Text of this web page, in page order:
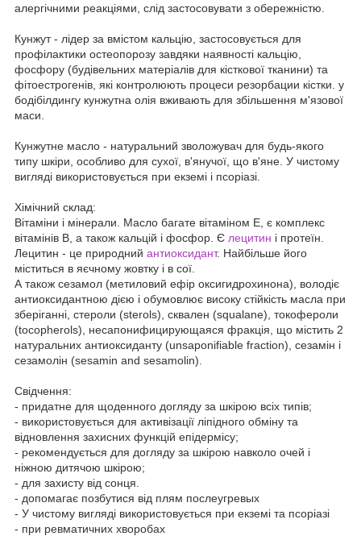
алергічними реакціями, слід застосовувати з обережністю.
Кунжут - лідер за вмістом кальцію, застосовується для
профілактики остеопорозу завдяки наявності кальцію,
фосфору (будівельних матеріалів для кісткової тканини) та
фітоестрогенів, які контролюють процеси резорбации кістки. у
бодібілдингу кунжутна олія вживають для збільшення м'язової
маси.
Кунжутне масло - натуральний зволожувач для будь-якого
типу шкіри, особливо для сухої, в'янучої, що в'яне. У чистому
вигляді використовується при екземі і псоріазі.
Хімічний склад:
Вітаміни і мінерали. Масло багате вітаміном Е, є комплекс
вітамінів В, а також кальцій і фосфор. Є лецитин і протеїн.
Лецитин - це природний антиоксидант. Найбільше його
міститься в яєчному жовтку і в сої.
А також сезамол (метиловий ефір оксигидрохинона), володіє
антиоксидантною дією і обумовлює високу стійкість масла при
зберіганні, стероли (sterols), сквален (squalane), токофероли
(tocopherols), несапонифицирующаяся фракція, що містить 2
натуральних антиоксиданту (unsaponifiable fraction), сезамін і
сезамолін (sesamin and sesamolin).
Свідчення:
- придатне для щоденного догляду за шкірою всіх типів;
- використовується для активізації ліпідного обміну та
відновлення захисних функцій епідермісу;
- рекомендується для догляду за шкірою навколо очей і
ніжною дитячою шкірою;
- для захисту від сонця.
- допомагає позбутися від плям послеугревых
- У чистому вигляді використовується при екземі та псоріазі
- при ревматичних хворобах